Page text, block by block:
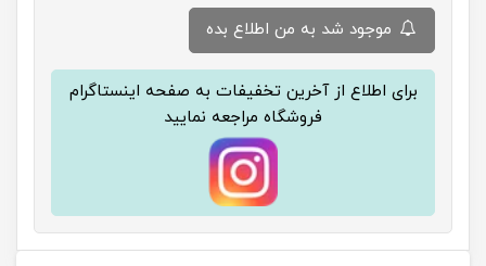
برای اطلاع از آخرین تخفیفات به صفحه اینستاگرام
فروشگاه مراجعه نمایید